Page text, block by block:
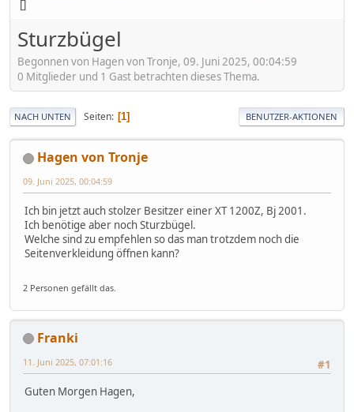
[]
Sturzbügel
Begonnen von Hagen von Tronje, 09. Juni 2025, 00:04:59
0 Mitglieder und 1 Gast betrachten dieses Thema.
NACH UNTEN Seiten 1 BENUTZER-AKTIONEN
Hagen von Tronje
09. Juni 2025, 00:04:59
Ich bin jetzt auch stolzer Besitzer einer XT 1200Z, Bj 2001.
Ich benötige aber noch Sturzbügel.
Welche sind zu empfehlen so das man trotzdem noch die
Seitenverkleidung öffnen kann?
2 Personen gefällt das.
Franki
#1
11. Juni 2025, 07:01:16
Guten Morgen Hagen,